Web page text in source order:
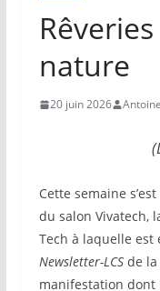
nature
20 juin 2026
Cette semaine
du salon Vivatech,
Tech à laquelle
Newsletter-LCSde la
manifestation dont